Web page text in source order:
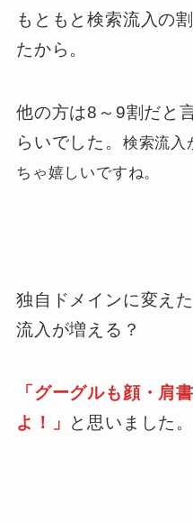
もともと検索流入の
たから。
他の方は8～9割だと
らいでした。 検索流入
ちゃ嬉しいですね。
独自ドメインに変え
流入が増える？
「グーグルも顔・肩
よ！」
と思いました。